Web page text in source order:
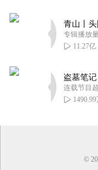
专辑播放
11.27亿
连载节目
©